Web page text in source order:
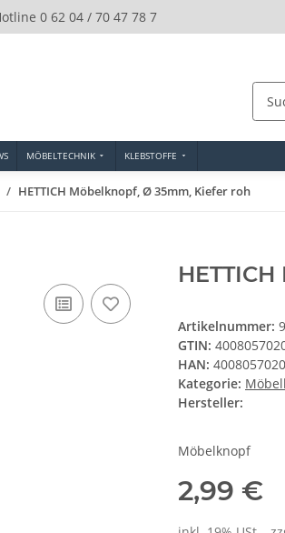
0 62 04 / 70 47 78 7
MÖBELTECHNIK KLEBSTOFFE
HETTICH Möbelknopf, Ø 35mm, Kiefer roh
Artikelnummer:
GTIN:
HAN:
Kategorie:
Hersteller:
Möbelknopf
2,99 €